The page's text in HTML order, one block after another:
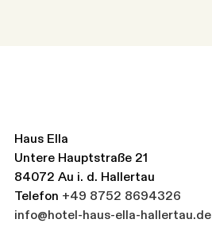
Haus Ella
Untere Hauptstraße 21
84072 Au i. d. Hallertau
Telefon +49 8752 8694326
info@hotel-haus-ella-hallertau.de